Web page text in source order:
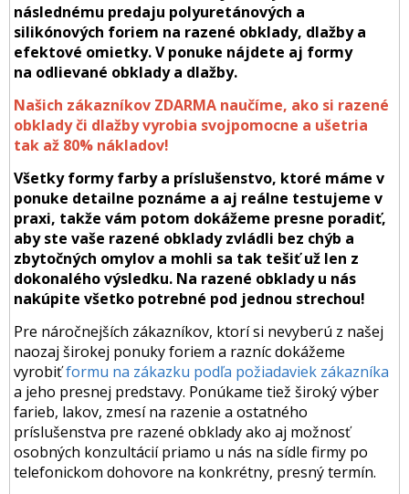
následnému predaju polyuretánových a
silikónových foriem na razené obklady, dlažby a
efektové omietky. V ponuke nájdete aj formy
na odlievané obklady a dlažby.
Našich zákazníkov ZDARMA naučíme, ako si razené
obklady či dlažby vyrobia svojpomocne a ušetria
tak až 80% nákladov!
Všetky formy farby a príslušenstvo, ktoré máme v
ponuke detailne poznáme a aj reálne testujeme v
praxi, takže vám potom dokážeme presne poradiť,
aby ste vaše razené obklady zvládli bez chýb a
zbytočných omylov a mohli sa tak tešiť už len z
dokonalého výsledku. Na razené obklady u nás
nakúpite všetko potrebné pod jednou strechou!
Pre náročnejších zákazníkov, ktorí si nevyberú z našej
naozaj širokej ponuky foriem a razníc dokážeme
vyrobiťformu na zákazku podľa požiadaviek zákazníka
a jeho presnej predstavy. Ponúkame tiež široký výber
farieb, lakov, zmesí na razenie a ostatného
príslušenstva pre razené obklady ako aj možnosť
osobných konzultácií priamo u nás na sídle firmy po
telefonickom dohovore na konkrétny, presný termín.